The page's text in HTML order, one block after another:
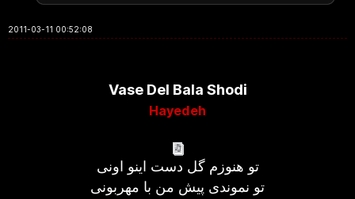
2011-03-11 00:52:08
Vase Del Bala Shodi
Hayedeh
تو هنوزم گل دست اینو اونی
تو نموندی پیش من با مهربونی